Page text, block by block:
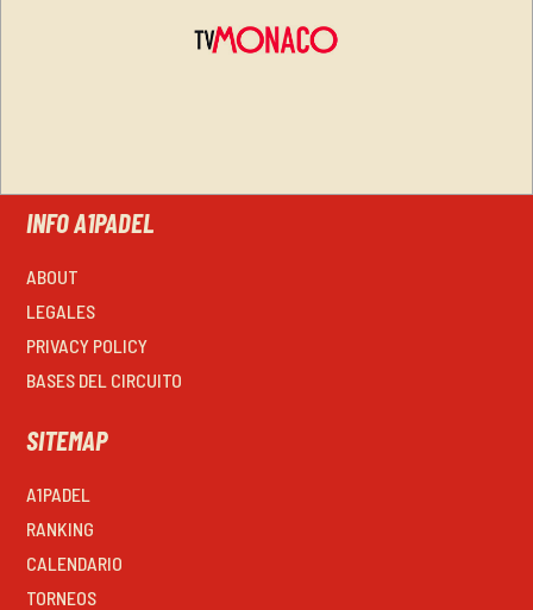
INFO A1PADEL
ABOUT
LEGALES
PRIVACY POLICY
BASES DEL CIRCUITO
SITEMAP
A1PADEL
RANKING
CALENDARIO
TORNEOS